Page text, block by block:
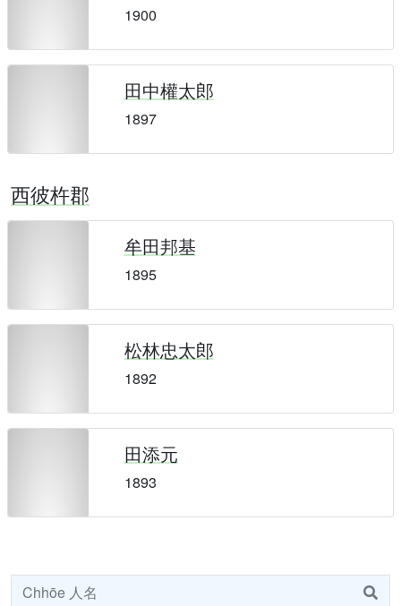
1900
田中權太郎
1897
西彼杵郡
牟田邦基
1895
松林忠太郎
1892
田添元
1893